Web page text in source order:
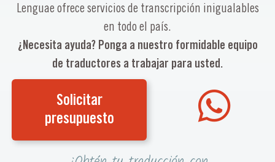
Lenguae ofrece servicios de transcripción inigualables
en todo el país.
¿Necesita ayuda? Ponga a nuestro formidable equipo
de traductores a trabajar para usted.
Solicitar
presupuesto